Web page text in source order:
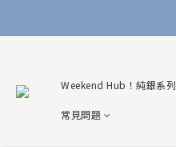
Weekend Hub！純銀系列
常見問題